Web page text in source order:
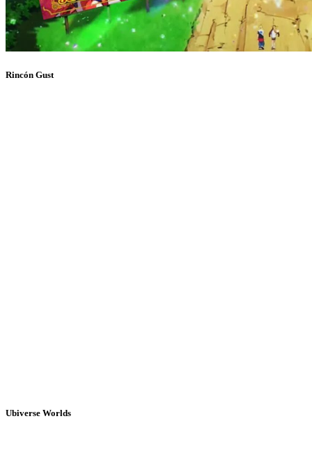
Rincón Gust
Ubiverse Worlds